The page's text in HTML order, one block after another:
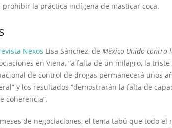
prohibir la práctica indígena de masticar coca.
Nexos Lisa Sánchez, de México Unido contra
en Viena, “a falta de un milagro, la
de control de drogas permanecerá unos
y los resultados “demostrarán la falta de
coherencia”.
de negociaciones, el tema tabú que todo